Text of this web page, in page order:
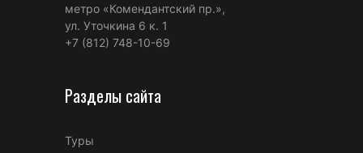
метро «Комендантский пр.»,
ул. Уточкина 6 к. 1
+7 (812) 748-10-69
Разделы сайта
Туры